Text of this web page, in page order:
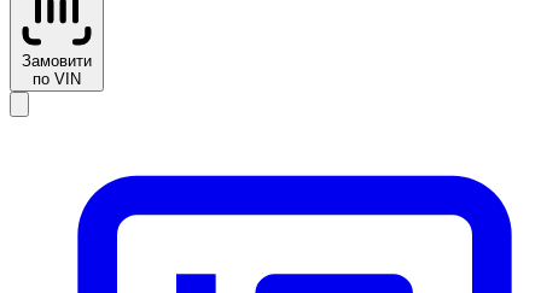
Замовити
по VIN